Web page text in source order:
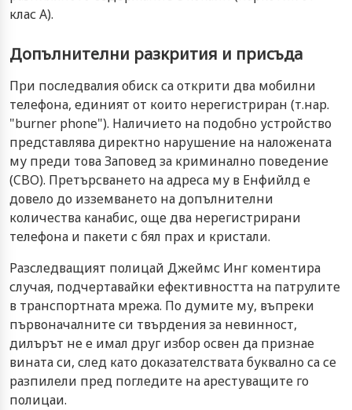
клас А).
Допълнителни разкрития и присъда
При последвалия обиск са открити два мобилни
телефона, единият от които нерегистриран (т.нар.
"burner phone"). Наличието на подобно устройство
представлява директно нарушение на наложената
му преди това Заповед за криминално поведение
(CBO). Претърсването на адреса му в Енфийлд е
довело до изземването на допълнителни
количества канабис, още два нерегистрирани
телефона и пакети с бял прах и кристали.
Разследващият полицай Джеймс Инг коментира
случая, подчертавайки ефективността на патрулите
в транспортната мрежа. По думите му, въпреки
първоначалните си твърдения за невинност,
дилърът не е имал друг избор освен да признае
вината си, след като доказателствата буквално са се
разпилели пред погледите на арестуващите го
полицаи.